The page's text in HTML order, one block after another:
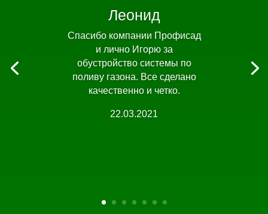
Леонид
Спасибо компании Профисад
и лично Игорю за
обустройство системы по
поливу газона. Все сделано
качественно и четко.
22.03.2021